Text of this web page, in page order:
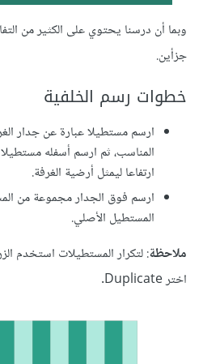
وبما أن درسنا يحتوي على الكثير من
جزأين.
خطوات رسم الخلفية
ارسم مستطيلا عبارة عن جدار
المناسب، ثم ارسم أسفله
ارتفاعا ليمثل أرضية الغرفة.
ارسم فوق الجدار مجموعة من
المستطيل الأصلي.
ملاحظة: لتكرار المستطيلات استخدم
اختر Duplicate.